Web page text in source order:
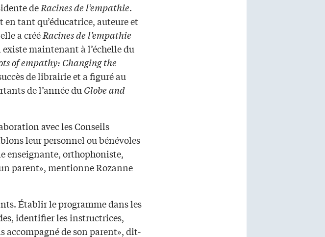
deRacines de l’empathie.
tant qu’éducatrice, auteure et
a crééRacines de l’empathie
maintenant à l’échelle du
of empathy: Changing the
de librairie et a figuré au
de l’année du Globe and
avec les Conseils
leur personnel ou bénévoles
enseignante, orthophoniste,
parent», mentionne Rozanne
Établir le programme dans les
identifier les instructrices,
accompagné de son parent», dit-